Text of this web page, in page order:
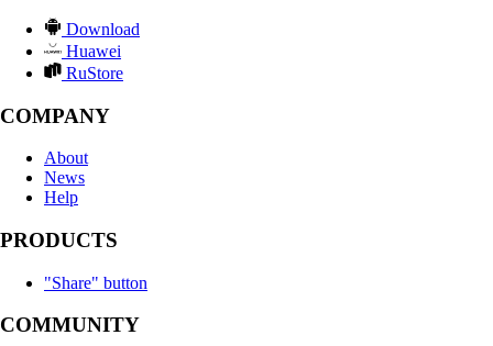
Download
Huawei
RuStore
COMPANY
About
News
Help
PRODUCTS
"Share" button
COMMUNITY